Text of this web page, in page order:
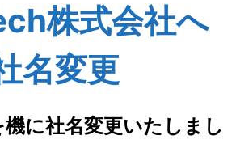
株式会社へ
名変更
に社名変更いたしまし